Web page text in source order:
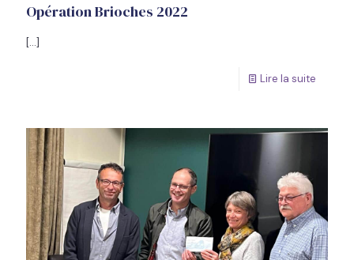
Opération Brioches 2022
[…]
Lire la suite